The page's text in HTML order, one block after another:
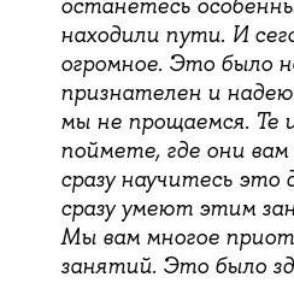
останетесь
находили пути. И
огромное. Это было
признателен и
мы не прощаемся. Те
поймете, где они
сразу научитесь
сразу умеют этим
Мы вам многое
занятий. Это было